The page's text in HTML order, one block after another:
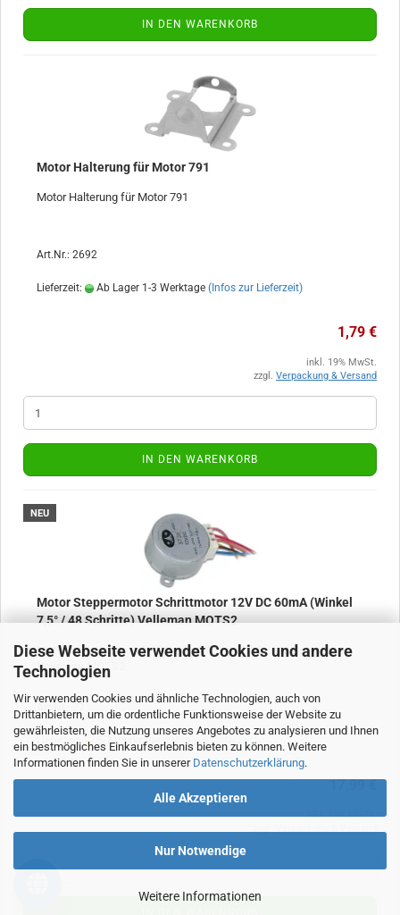
Diese Webseite verwendet Cookies und andere
Technologien
Wir verwenden Cookies und ähnliche Technologien, auch von
Drittanbietern, um die ordentliche Funktionsweise der Website zu
gewährleisten, die Nutzung unseres Angebotes zu analysieren und Ihnen
ein bestmögliches Einkaufserlebnis bieten zu können. Weitere
Informationen finden Sie in unserer Datenschutzerklärung.
Alle Akzeptieren
Nur Notwendige
Weitere Informationen
IN DEN WARENKORB
Motor Halterung für Motor 791
Motor Halterung für Motor 791
Art.Nr.: 2692
Lieferzeit: Ab Lager 1-3 Werktage (Infos zur Lieferzeit)
1,79 €
inkl. 19% MwSt.
zzgl. Verpackung & Versand
IN DEN WARENKORB
NEU
Motor Steppermotor Schrittmotor 12V DC 60mA (Winkel
7,5° / 48 Schritte) Velleman MOTS2
Motor Schrittmotor 12V DC 60mA (Winkel 7,5° / 48 Schritte)
Velleman MOTS2
Art.Nr.: 77
Lieferzeit: 5-7 Werktage (Infos zur Lieferzeit)
17,99 €
inkl. 19% MwSt.